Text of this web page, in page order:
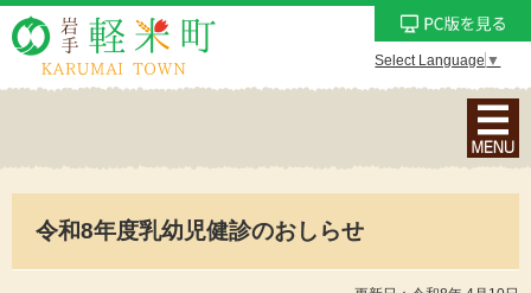
Select Language ▼
ナ
ビ
令和8年度乳幼児健診のおしらせ